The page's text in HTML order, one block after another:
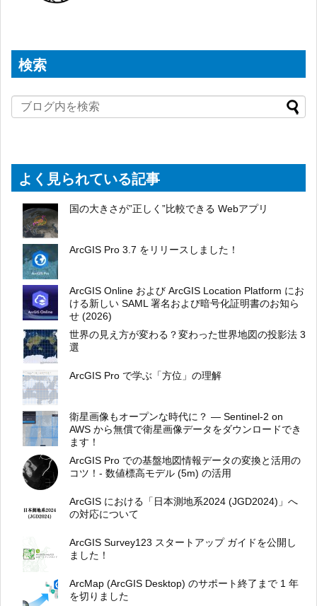
検索
よく見られている記事
国の大きさが”正しく”比較できる Webアプリ
ArcGIS Pro 3.7 をリリースしました！
ArcGIS Online および ArcGIS Location Platform にお
ける新しい SAML 署名および暗号化証明書のお知ら
せ (2026)
世界の見え方が変わる？変わった世界地図の投影法 3
選
ArcGIS Pro で学ぶ「方位」の理解
衛星画像もオープンな時代に？ ― Sentinel-2 on
AWS から無償で衛星画像データをダウンロードでき
ます！
ArcGIS Pro での基盤地図情報データの変換と活用の
コツ！- 数値標高モデル (5m) の活用
ArcGIS における「日本測地系2024 (JGD2024)」へ
の対応について
ArcGIS Survey123 スタートアップ ガイドを公開し
ました！
ArcMap (ArcGIS Desktop) のサポート終了まで 1 年
を切りました